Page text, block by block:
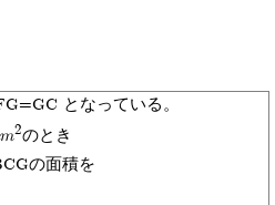
となっている。
2のとき
の面積を